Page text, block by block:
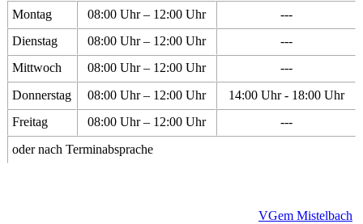
Montag 08:00 Uhr – 12:00 Uhr
---
Dienstag
08:00 Uhr – 12:00 Uhr
---
Mittwoch
08:00 Uhr – 12:00 Uhr
---
Donnerstag
08:00 Uhr – 12:00 Uhr
14:00 Uhr - 18:00 Uhr
Freitag
08:00 Uhr – 12:00 Uhr
---
oder nach Terminabsprache
VGem Mistelbach